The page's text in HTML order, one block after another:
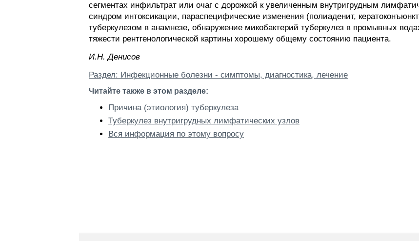
сегментах инфильтрат или очаг с дорожкой к увеличенным внутригрудным
синдром интоксикации, параспецифические изменения (полиаденит,
туберкулезом в анамнезе, обнаружение микобактерий туберкулез в промывных
тяжести рентгенологической картины хорошему общему состоянию пациента.
И.H. Дeниcoв
Раздел: Инфекционные болезни - симптомы, диагностика, лечение
Читайте также в этом разделе:
Причина (этиология) туберкулеза
Туберкулез внутригрудных лимфатических узлов
Вся информация по этому вопросу